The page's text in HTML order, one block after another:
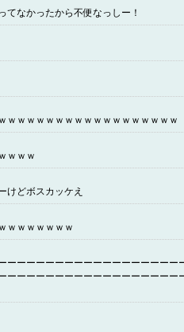
てなかったから不便なっしー！
ｗｗｗｗｗｗｗｗｗｗｗｗｗｗｗｗｗｗ
ｗｗｗ
けどボスカッケえ
ｗｗｗｗｗｗｗ
ーーーーーーーーーーーーーーーーーー
ーーーーーーーーーーーーーーーーーー